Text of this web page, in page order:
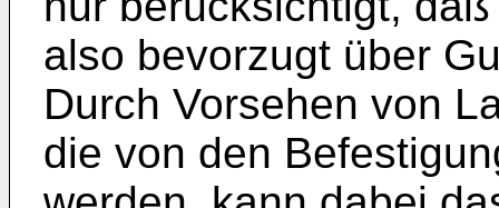
also bevorzugt über
Durch Vorsehen von
die von den